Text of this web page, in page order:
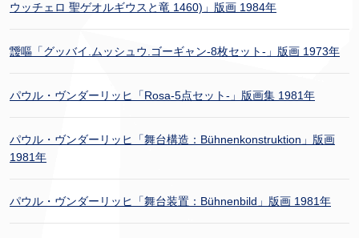
ウッチェロ 聖ゲオルギウスと竜 1460)」版画 1984年
靉嘔「グッバイ.ムッシュウ.ゴーギャン-8枚セット-」版画 1973年
パウル・ヴンダーリッヒ「Rosa-5点セット-」版画集 1981年
パウル・ヴンダーリッヒ「舞台構造：Bühnenkonstruktion」版画
1981年
パウル・ヴンダーリッヒ「舞台装置：Bühnenbild」版画 1981年